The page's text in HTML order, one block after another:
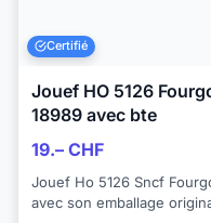
Certifié
Jouef HO 5126
18989 avec bte
19.– CHF
Jouef Ho 5126 Sncf
avec son emballage original . Courant DC Longueur 240